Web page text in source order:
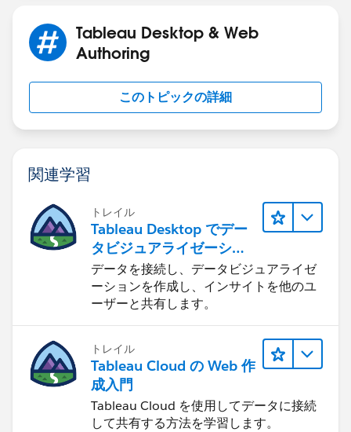
Tableau Desktop & Web
Authoring
このトピックの詳細
関連学習
トレイル
Tableau Desktop でデー
タビジュアライゼーショ
ンをはじめる
データを接続し、データビジュアライゼ
ーションを作成し、インサイトを他のユ
ーザーと共有します。
トレイル
Tableau Cloud の Web 作
成入門
Tableau Cloud を使用してデータに接続
して共有する方法を学習します。